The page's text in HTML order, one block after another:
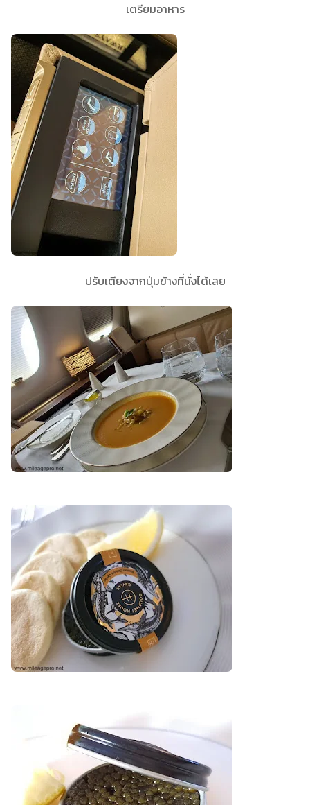
เตรียมอาหาร
ปรับเตียงจากปุ่มข้างที่นั่งได้เลย